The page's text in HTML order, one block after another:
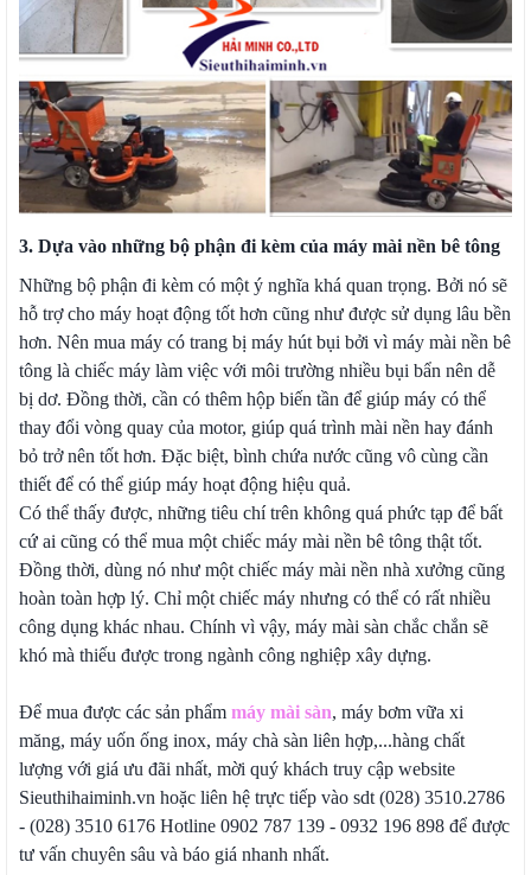
3. Dựa vào những bộ phận đi kèm của máy mài nền bê tông
Những bộ phận đi kèm có một ý nghĩa khá quan trọng. Bởi nó sẽ
hỗ trợ cho máy hoạt động tốt hơn cũng như được sử dụng lâu bền
hơn. Nên mua máy có trang bị máy hút bụi bởi vì máy mài nền bê
tông là chiếc máy làm việc với môi trường nhiều bụi bẩn nên dễ
bị dơ. Đồng thời, cần có thêm hộp biến tần để giúp máy có thể
thay đổi vòng quay của motor, giúp quá trình mài nền hay đánh
bỏ trở nên tốt hơn. Đặc biệt, bình chứa nước cũng vô cùng cần
thiết để có thể giúp máy hoạt động hiệu quả.
Có thể thấy được, những tiêu chí trên không quá phức tạp để bất
cứ ai cũng có thể mua một chiếc máy mài nền bê tông thật tốt.
Đồng thời, dùng nó như một chiếc máy mài nền nhà xưởng cũng
hoàn toàn hợp lý. Chỉ một chiếc máy nhưng có thể có rất nhiều
công dụng khác nhau. Chính vì vậy, máy mài sàn chắc chắn sẽ
khó mà thiếu được trong ngành công nghiệp xây dựng.
Để mua được các sản phẩm máy mài sàn, máy bơm vữa xi
măng, máy uốn ống inox, máy chà sàn liên hợp,...hàng chất
lượng với giá ưu đãi nhất, mời quý khách truy cập website
Sieuthihaiminh.vn hoặc liên hệ trực tiếp vào sdt (028) 3510.2786
- (028) 3510 6176 Hotline 0902 787 139 - 0932 196 898 để được
tư vấn chuyên sâu và báo giá nhanh nhất.